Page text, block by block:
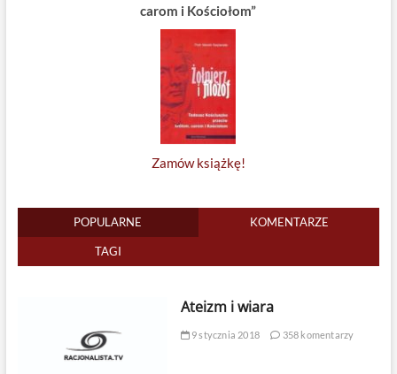
carom i Kościołom”
Zamów książkę!
POPULARNE KOMENTARZE
TAGI
Ateizm i wiara
9 stycznia 2018 358 komentarzy